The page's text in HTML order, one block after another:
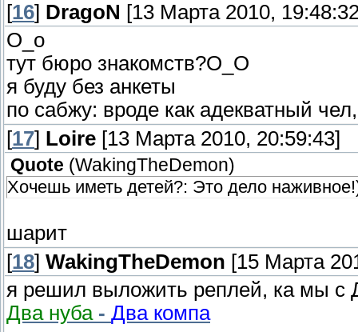
[16] DragoN [13 Марта 2010,
О_о
тут бюро знакомств?О_О
я буду без анкеты
по сабжу: вроде как адекватный
[17] Loire [13 Марта 2010, 20:59:43]
Quote (WakingTheDemon)
Хочешь иметь детей?: Это дело
шарит
[18] WakingTheDemon [15 Марта
я решил выложить реплей, ка мы с
Два нуба - Два компа